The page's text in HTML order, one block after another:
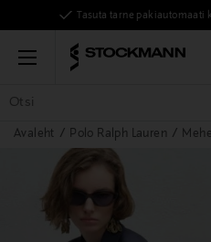
Tasuta tarne pakiautomaati
Menu
KÕIK TOOTED NAISED
Avaleht Polo Ralph Lauren